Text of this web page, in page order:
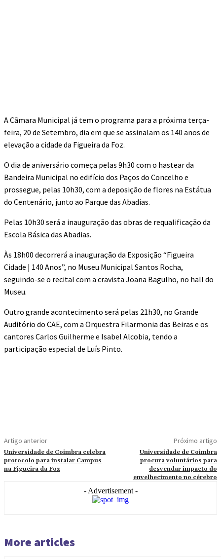
A Câmara Municipal já tem o programa para a próxima terça-
feira, 20 de Setembro, dia em que se assinalam os 140 anos de
elevação a cidade da Figueira da Foz.
O dia de aniversário começa pelas 9h30 com o hastear da
Bandeira Municipal no edifício dos Paços do Concelho e
prossegue, pelas 10h30, com a deposição de flores na Estátua
do Centenário, junto ao Parque das Abadias.
Pelas 10h30 será a inauguração das obras de requalificação da
Escola Básica das Abadias.
Às 18h00 decorrerá a inauguração da Exposição “Figueira
Cidade | 140 Anos”, no Museu Municipal Santos Rocha,
seguindo-se o recital com a cravista Joana Bagulho, no hall do
Museu.
Outro grande acontecimento será pelas 21h30, no Grande
Auditório do CAE, com a Orquestra Filarmonia das Beiras e os
cantores Carlos Guilherme e Isabel Alcobia, tendo a
participação especial de Luís Pinto.
Artigo anterior
Universidade de Coimbra celebra
protocolo para instalar Campus
na Figueira da Foz
Próximo artigo
Universidade de Coimbra
procura voluntários para
desvendar impacto do
envelhecimento no cérebro
- Advertisement -
More articles